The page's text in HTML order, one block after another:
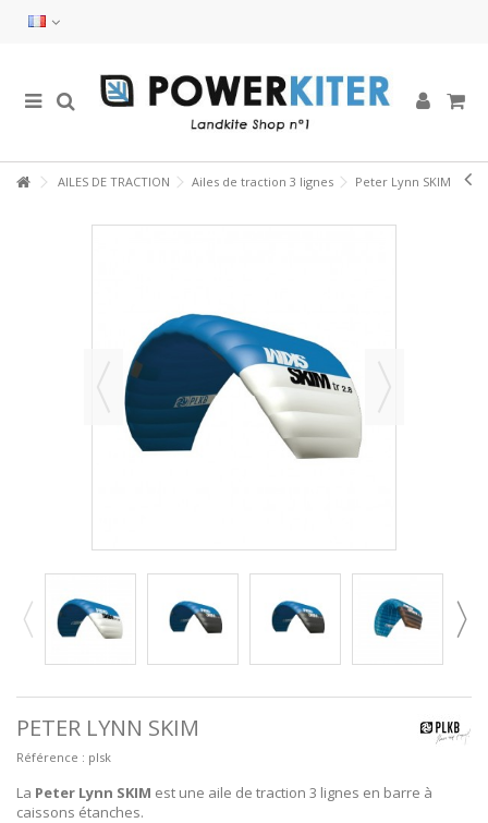
AILES DE TRACTION Ailes de traction 3 lignes Peter Lynn SKIM
PETER LYNN SKIM
Référence : plsk
La Peter Lynn SKIM est une aile de traction 3 lignes en barre à
caissons étanches.